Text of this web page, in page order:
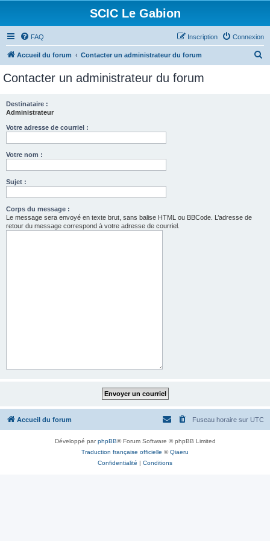
SCIC Le Gabion
FAQ Connexion
Inscription
Accueil du forum Contacter un administrateur du forum
Contacter un administrateur du forum
Destinataire :
Administrateur
Votre adresse de courriel :
Votre nom :
Sujet :
Corps du message :
Le message sera envoyé en texte brut, sans balise HTML ou BBCode. L’adresse de
retour du message correspond à votre adresse de courriel.
Accueil du forum Fuseau horaire sur UTC
Développé parphpBB® Forum Software © phpBB Limited
Traduction française officielle ©Qiaeru
Confidentialité | Conditions